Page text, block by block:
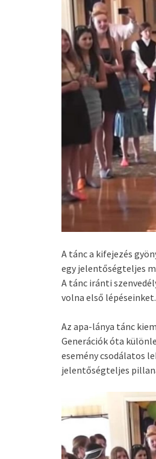
A tánc a kifejezés
egy jelentőségteljes
A tánc iránti
volna első
Az apa-lánya tánc
Generációk óta
esemény csodálatos
jelentőségteljes